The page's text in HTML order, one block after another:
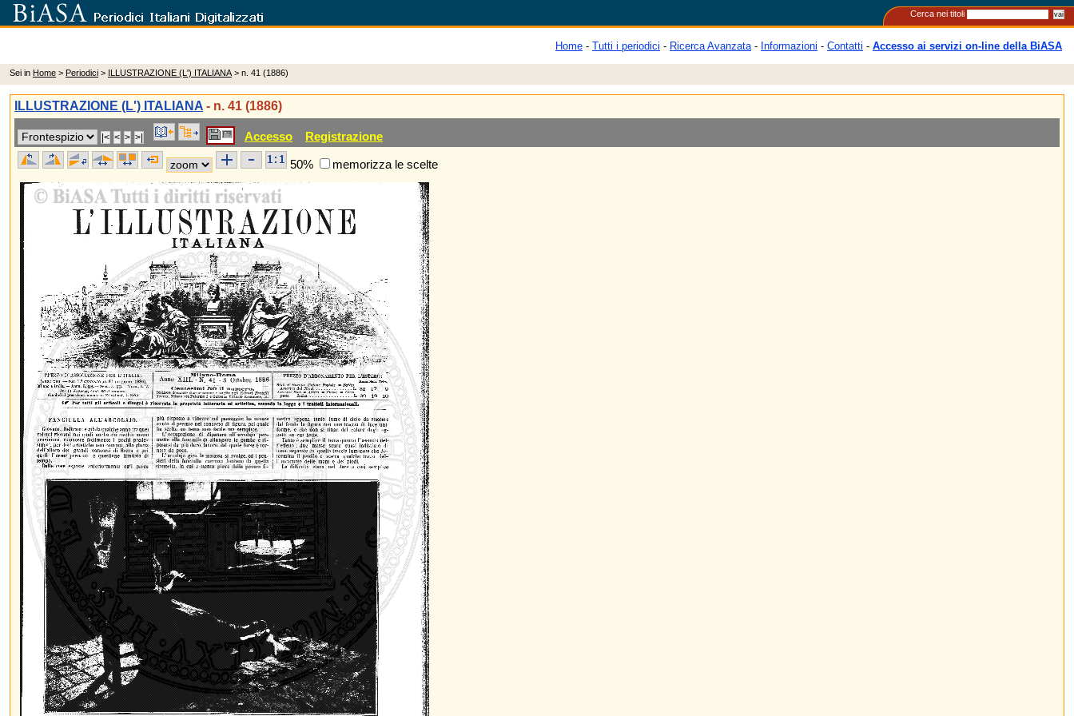
Cerca nei titoli
Home - Tutti i periodici - Ricerca Avanzata- Informazioni - Contatti - Accesso ai servizi on-line della BiASA
Sei in Home > Periodici > ILLUSTRAZIONE (L') ITALIANA > n. 41 (1886)
ILLUSTRAZIONE (L') ITALIANA - n. 41 (1886)
Accesso Registrazione
50% memorizza le scelte